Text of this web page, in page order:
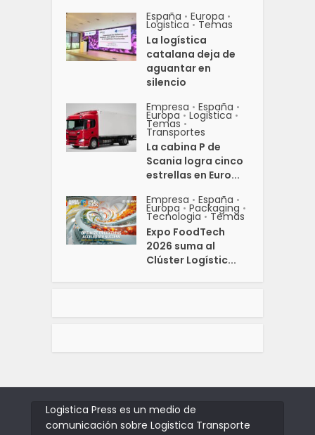
España • Europa •
Logistica • Temas
La logística
catalana deja de
aguantar en
silencio
Empresa • España •
Europa • Logistica •
Temas •
Transportes
La cabina P de
Scania logra cinco
estrellas en Euro...
Empresa • España •
Europa • Packaging •
Tecnologia • Temas
Expo FoodTech
2026 suma al
Clúster Logístic...
Logistica Press es un medio de
comunicación sobre Logistica Transporte